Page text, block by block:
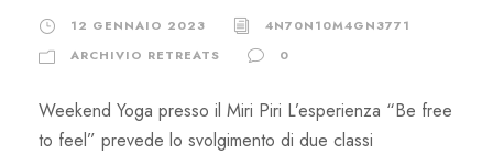
12 GENNAIO 2023
4N70N10M4GN3771
ARCHIVIO RETREATS
0
Weekend Yoga presso il Miri Piri L’esperienza “Be free
to feel” prevede lo svolgimento di due classi